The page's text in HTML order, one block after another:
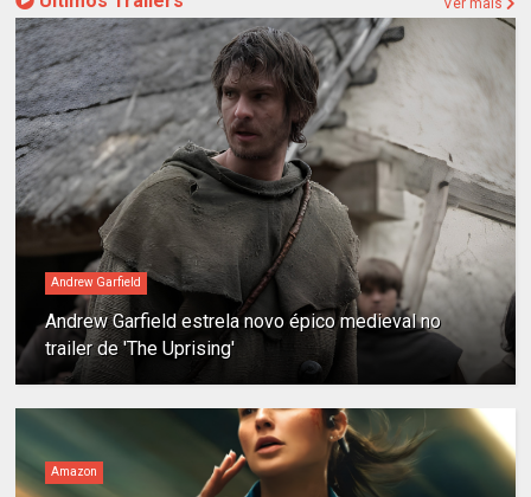
Andrew Garfield
Andrew Garfield estrela novo épico medieval no
trailer de 'The Uprising'
Amazon